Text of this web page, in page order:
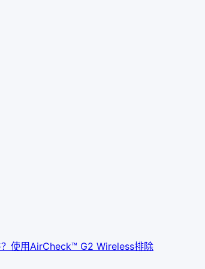
使用AirCheck™ G2 Wireless排除